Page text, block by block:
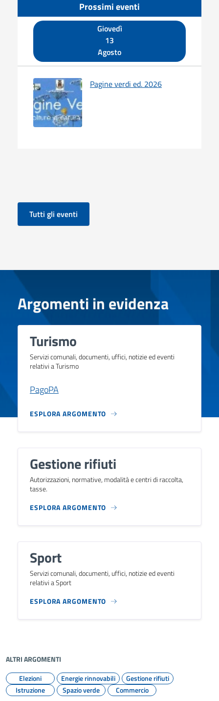
Prossimi eventi
Giovedì
13
Agosto
Pagine verdi ed. 2026
Tutti gli eventi
Argomenti in evidenza
Turismo
Servizi comunali, documenti, uffici, notizie ed eventi
relativi a Turismo
PagoPA
ESPLORA ARGOMENTO
Gestione rifiuti
Autorizzazioni, normative, modalità e centri di raccolta,
tasse.
ESPLORA ARGOMENTO
Sport
Servizi comunali, documenti, uffici, notizie ed eventi
relativi a Sport
ESPLORA ARGOMENTO
ALTRI ARGOMENTI
Elezioni
Energie rinnovabili
Gestione rifiuti
Istruzione
Spazio verde Commercio